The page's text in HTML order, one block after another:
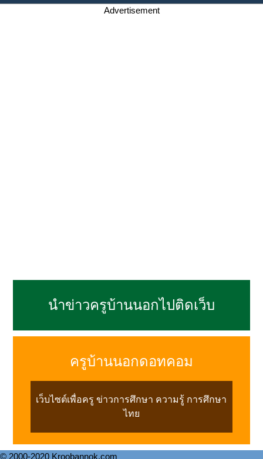
Advertisement
นำข่าวครูบ้านนอกไปติดเว็บ
ครูบ้านนอกดอทคอม
เว็บไซต์เพื่อครู ข่าวการศึกษา ความรู้ การศึกษา
ไทย
© 2000-2020 Kroobannok.com